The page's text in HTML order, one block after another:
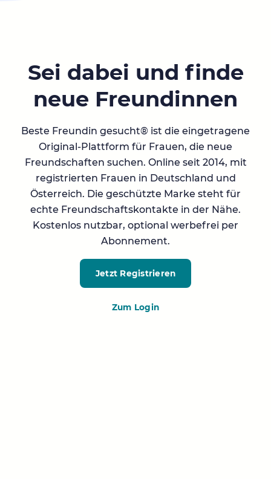
Sei dabei und finde
neue Freundinnen
Beste Freundin gesucht® ist die eingetragene
Original-Plattform für Frauen, die neue
Freundschaften suchen. Online seit 2014, mit
registrierten Frauen in Deutschland und
Österreich. Die geschützte Marke steht für
echte Freundschaftskontakte in der Nähe.
Kostenlos nutzbar, optional werbefrei per
Abonnement.
Jetzt Registrieren
Zum Login